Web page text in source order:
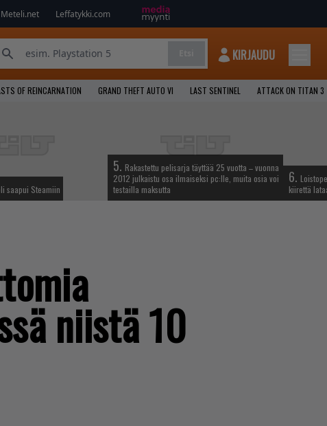
Meteli.net Leffatykki.com
KIRJAUDU
OF REINCARNATION GRAND THEFT AUTO VI LAST SENTINEL ATTACK ON TITAN 3
saapui Steamiin
5. Rakastettu pelisarja täyttää 25 vuotta – vuonna
2012 julkaistu osa ilmaiseksi pc:lle, muita osia voi
testailla maksutta
6.
kiirettä
niistä 10